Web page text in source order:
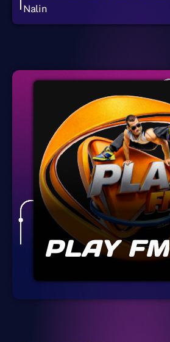
Nalin
PLAY FM